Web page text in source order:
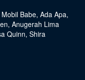
Mobil Babe, Ada Apa,
, Anugerah Lima
Quinn, Shira